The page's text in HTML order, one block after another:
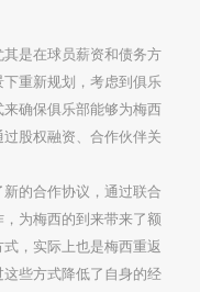
是在球员薪资和债务方
重新规划，考虑到俱乐
确保俱乐部能够为梅西
股权融资、合作伙伴关
的合作协议，通过联合
为梅西的到来带来了额
，实际上也是梅西重返
些方式降低了自身的经